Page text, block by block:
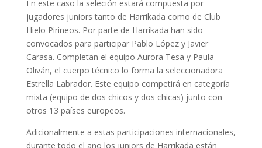
En este caso la seleción estará compuesta por
jugadores juniors tanto de Harrikada como de Club
Hielo Pirineos. Por parte de Harrikada han sido
convocados para participar Pablo López y Javier
Carasa. Completan el equipo Aurora Tesa y Paula
Oliván, el cuerpo técnico lo forma la seleccionadora
Estrella Labrador. Este equipo competirá en categoría
mixta (equipo de dos chicos y dos chicas) junto con
otros 13 países europeos.
Adicionalmente a estas participaciones internacionales,
durante todo el año los juniors de Harrikada están